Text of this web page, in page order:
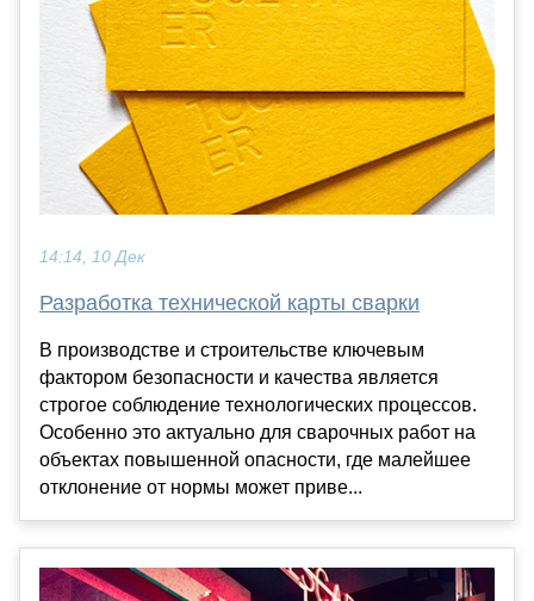
14:14, 10 Дек
Разработка технической карты сварки
В производстве и строительстве ключевым
фактором безопасности и качества является
строгое соблюдение технологических процессов.
Особенно это актуально для сварочных работ на
объектах повышенной опасности, где малейшее
отклонение от нормы может приве...